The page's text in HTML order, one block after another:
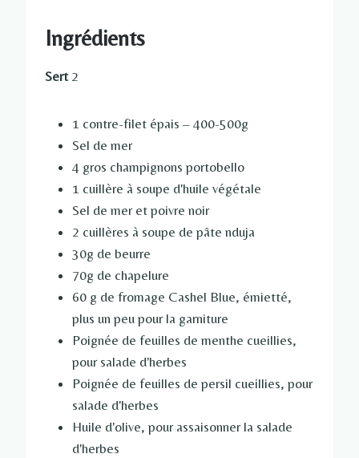
Ingrédients
Sert2
1 contre-filet épais – 400-500g
Sel de mer
4 gros champignons portobello
1 cuillère à soupe d'huile végétale
Sel de mer et poivre noir
2 cuillères à soupe de pâte nduja
30g de beurre
70g de chapelure
60 g de fromage Cashel Blue, émietté,
plus un peu pour la garniture
Poignée de feuilles de menthe cueillies,
pour salade d'herbes
Poignée de feuilles de persil cueillies, pour
salade d'herbes
Huile d'olive, pour assaisonner la salade
d'herbes